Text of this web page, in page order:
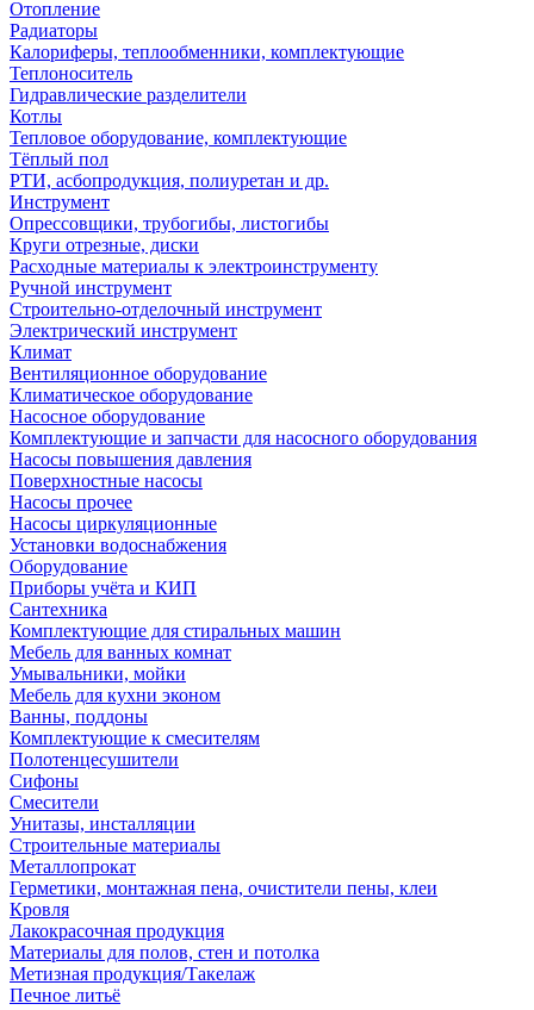
Отопление
Радиаторы
Калориферы, теплообменники, комплектующие
Теплоноситель
Гидравлические разделители
Котлы
Тепловое оборудование, комплектующие
Тёплый пол
РТИ, асбопродукция, полиуретан и др.
Инструмент
Опрессовщики, трубогибы, листогибы
Круги отрезные, диски
Расходные материалы к электроинструменту
Ручной инструмент
Строительно-отделочный инструмент
Электрический инструмент
Климат
Вентиляционное оборудование
Климатическое оборудование
Насосное оборудование
Комплектующие и запчасти для насосного оборудования
Насосы повышения давления
Поверхностные насосы
Насосы прочее
Насосы циркуляционные
Установки водоснабжения
Оборудование
Приборы учёта и КИП
Сантехника
Комплектующие для стиральных машин
Мебель для ванных комнат
Умывальники, мойки
Мебель для кухни эконом
Ванны, поддоны
Комплектующие к смесителям
Полотенцесушители
Сифоны
Смесители
Унитазы, инсталляции
Строительные материалы
Металлопрокат
Герметики, монтажная пена, очистители пены, клеи
Кровля
Лакокрасочная продукция
Материалы для полов, стен и потолка
Метизная продукция/Такелаж
Печное литьё